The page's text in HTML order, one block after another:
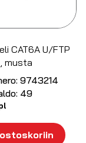
CAT6A U/FTP
musta
9743214
49